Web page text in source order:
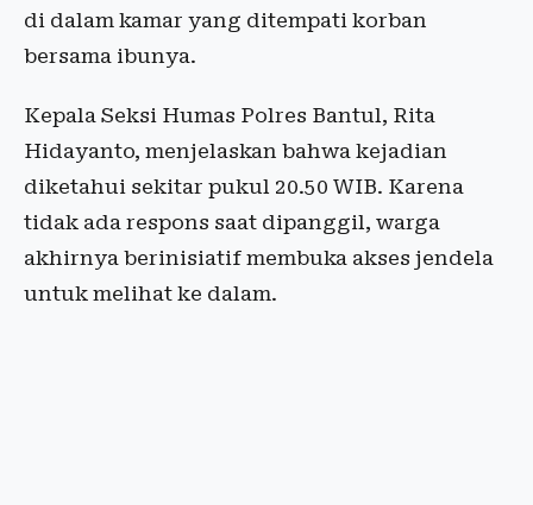
di dalam kamar yang ditempati korban
bersama ibunya.
Kepala Seksi Humas Polres Bantul, Rita
Hidayanto, menjelaskan bahwa kejadian
diketahui sekitar pukul 20.50 WIB. Karena
tidak ada respons saat dipanggil, warga
akhirnya berinisiatif membuka akses jendela
untuk melihat ke dalam.